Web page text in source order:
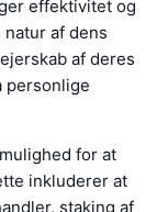
effektivitet og
af dens
af deres
personlige
for at
inkluderer at
staking af